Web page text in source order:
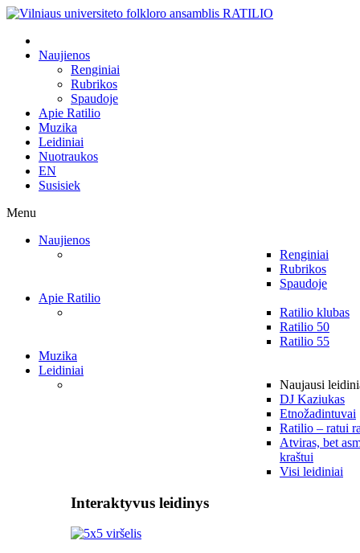
Naujienos
Renginiai
Rubrikos
Spaudoje
Apie Ratilio
Muzika
Leidiniai
Nuotraukos
EN
Susisiek
Menu
Naujienos
Renginiai
Rubrikos
Spaudoje
Apie Ratilio
Ratilio klubas
Ratilio 50
Ratilio 55
Muzika
Leidiniai
Naujausi
DJ Kaziukas
Etnožadintuvai
Ratilio – ratui
Atviras, bet
kraštui
Visi leidiniai
Interaktyvus leidinys